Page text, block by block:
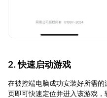
2. 快速启动游戏
在被控端电脑成功安装好所需
页即可快速定位并进入该游戏，